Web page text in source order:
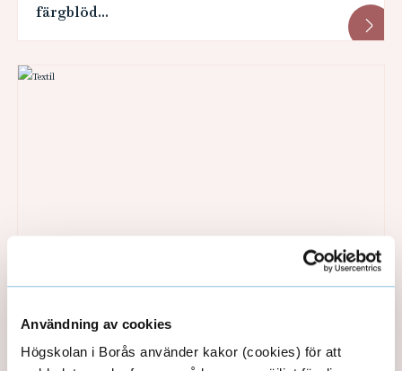
Användning av cookies
Högskolan i Borås använder kakor (cookies) för att
färgblöd...
Övergripande produktions- och
sömnadsteknik
Målgruppen är ett arbetslag som vill arbeta